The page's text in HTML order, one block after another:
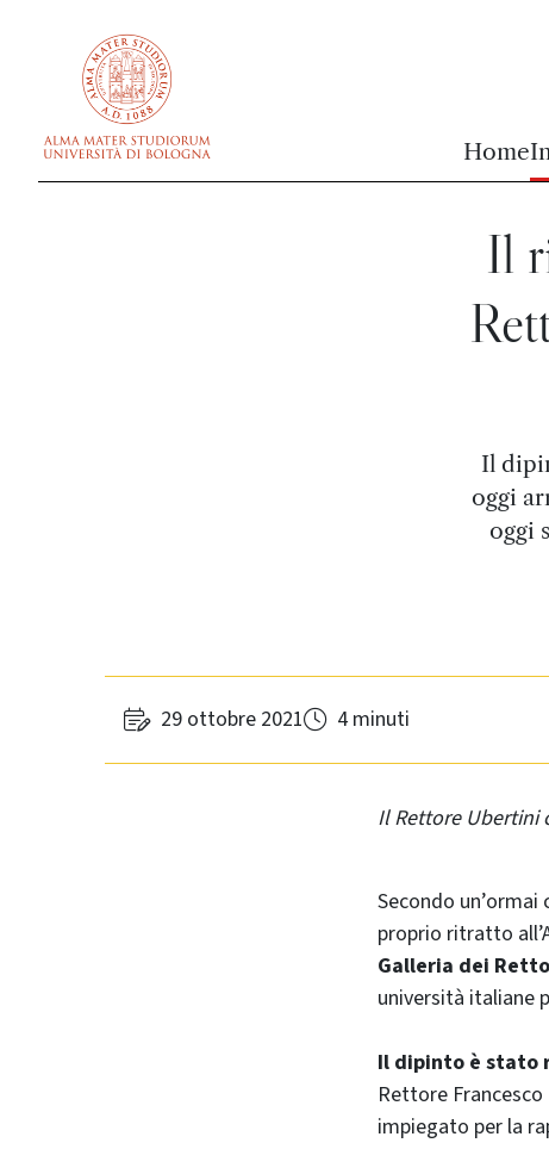
Home
Il
Il
oggi
oggi
29 ottobre 2021 4 minuti
Il Rettore Ubertini
Secondo
proprio ritratto
Galleria dei
università italiane
Il dipinto è stato
Rettore
impiegato per la